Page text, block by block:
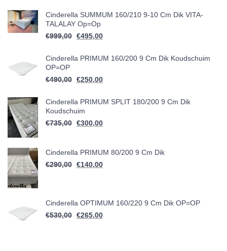
Cinderella SUMMUM 160/210 9-10 Cm Dik VITA-
TALALAY Op=op
€999,00 Oorspronkelijke prijs was: €999,00.
€495,00
Cinderella PRIMUM 160/200 9 Cm Dik Koudschuim
OP=OP
€490,00 Oorspronkelijke prijs was: €490,00.
€250,00
Cinderella PRIMUM SPLIT 180/200 9 Cm Dik
Koudschuim
€735,00 Oorspronkelijke prijs was: €735,00.
€300,00
Cinderella PRIMUM 80/200 9 Cm Dik
€290,00 Oorspronkelijke prijs was: €290,00.
€140,00
Cinderella OPTIMUM 160/220 9 Cm Dik OP=OP
€530,00 Oorspronkelijke prijs was: €530,00.
€265,00